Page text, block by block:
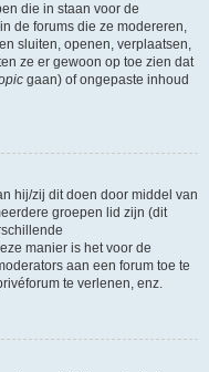
die in staan voor de
de forums die ze modereren,
sluiten, openen, verplaatsen,
ze er gewoon op toe zien dat
gaan) of ongepaste inhoud
hij/zij dit doen door middel van
groepen lid zijn (dit
manier is het voor de
aan een forum toe te
te verlenen, enz.